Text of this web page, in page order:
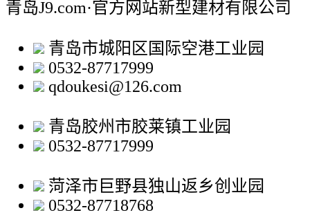
青岛J9.com·官方网站新型建材有限公司
青岛市城阳区国际空港工业园
0532-87717999
qdoukesi@126.com
青岛胶州市胶莱镇工业园
0532-87717999
菏泽市巨野县独山返乡创业园
0532-87718768